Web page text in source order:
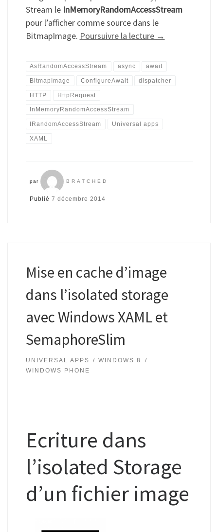
Stream leInMemoryRandomAccessStream
pour l’afficher comme source dans le
BitmapImage. Poursuivre la lecture →
AsRandomAccessStream async await
BitmapImage ConfigureAwait dispatcher
HTTP HttpRequest
InMemoryRandomAccessStream
IRandomAccessStream Universal apps
XAML
par BRATCHED
Publié 7 décembre 2014
Mise en cache d’image
dans l’isolated storage
avec Windows XAML et
SemaphoreSlim
UNIVERSAL APPS
WINDOWS 8
WINDOWS PHONE
Ecriture dans
l’isolated Storage
d’un fichier image